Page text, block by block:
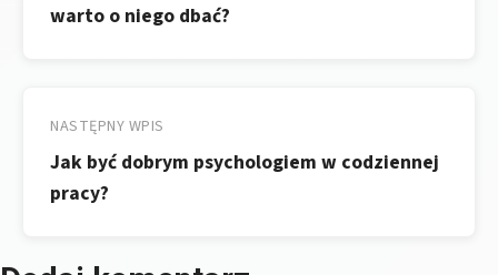
warto o niego dbać?
NASTĘPNY WPIS
Jak być dobrym psychologiem w codziennej
pracy?